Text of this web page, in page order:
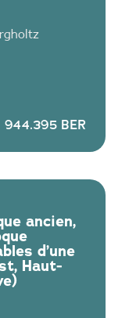
944.395 BER
ancien,
d’une
Haut-